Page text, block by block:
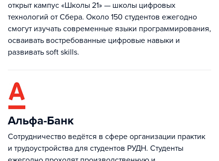
открыт кампус «Школы 21» — школы цифровых
технологий от Сбера. Около 150 студентов ежегодно
смогут изучать современные языки программирования,
осваивать востребованные цифровые навыки и
развивать soft skills.
Альфа-Банк
Cотрудничество ведётся в сфере организации практик
и трудоустройства для студентов РУДН. Студенты